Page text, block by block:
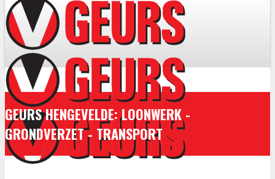
GEURS HENGEVELDE: LOONWERK -
GRONDVERZET - TRANSPORT